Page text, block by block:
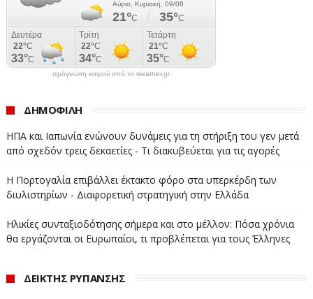
πρόγνωση καιρού από το weather.gr
ΔΗΜΟΦΙΛΗ
ΗΠΑ και Ιαπωνία ενώνουν δυνάμεις για τη στήριξη του γεν μετά
από σχεδόν τρεις δεκαετίες - Τι διακυβεύεται για τις αγορές
Η Πορτογαλία επιβάλλει έκτακτο φόρο στα υπερκέρδη των
διυλιστηρίων - Διαφορετική στρατηγική στην Ελλάδα
Ηλικίες συνταξιοδότησης σήμερα και στο μέλλον: Πόσα χρόνια
θα εργάζονται οι Ευρωπαίοι, τι προβλέπεται για τους Έλληνες
ΔΕΙΚΤΗΣ ΡΥΠΑΝΣΗΣ